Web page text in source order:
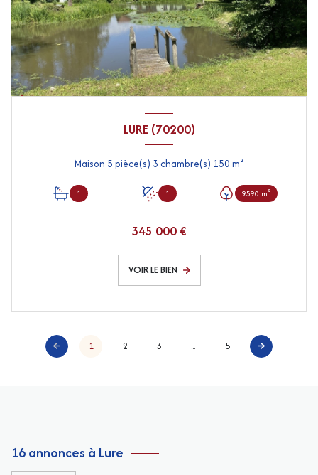
LURE (70200)
Maison 5 pièce(s) 3 chambre(s) 150 m²
1 1 9590 m²
345 000 €
VOIR LE BIEN
1 2 3 ... 5
16 annonces à Lure